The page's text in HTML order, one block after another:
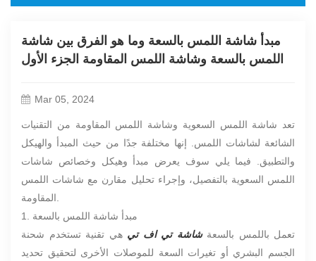
مبدأ شاشة اللمس بالسعة وما هو الفرق بين شاشة
اللمس بالسعة وشاشة اللمس المقاومة الجزء الأول
Mar 05, 2024
تعد شاشة اللمس السعوية وشاشة اللمس المقاومة من التقنيات
الشائعة لشاشات اللمس. إنها مختلفة جدًا من حيث المبدأ والهيكل
والتطبيق. فيما يلي سوف يعرض مبدأ وهيكل وخصائص شاشات
اللمس السعوية بالتفصيل، وإجراء تحليل مقارن مع شاشات اللمس
1. مبدأ شاشة اللمس بالسعة
تعمل باللمس بالسعةشاشة تي اف تي هي تقنية تستخدم شحنة
الجسم البشري أو تغيرات السعة للموصلات الأخرى لتحقيق تحديد